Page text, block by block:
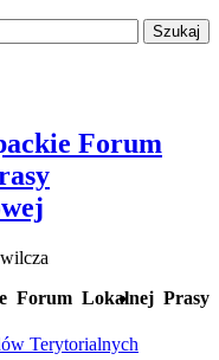
Szukaj
Terytorialnych
Forum
Forum Lokalnej Prasy